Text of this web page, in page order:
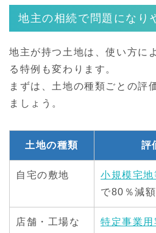
地主の相続で問題になり
地主が持つ土地は、使い方に
る特例も変わります。
まずは、土地の種類ごとの評
ましょう。
土地の種類 評
自宅の敷地 小規模宅地
で80％減
店舗・工場な
特定事業用